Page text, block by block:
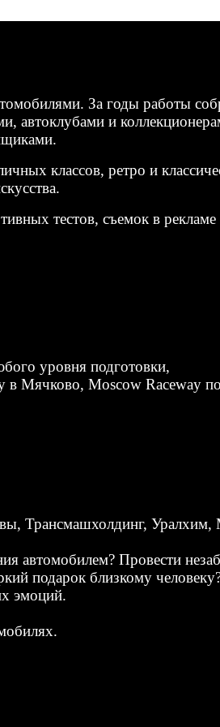
За годы работы
автоклубами и
классов, ретро и
тестов, съемок в
уровня подготовки,
в Мячково, Moscow Raceway
Трансмашхолдинг, Уралхим,
автомобилем? Провести
подарок близкому
эмоций.